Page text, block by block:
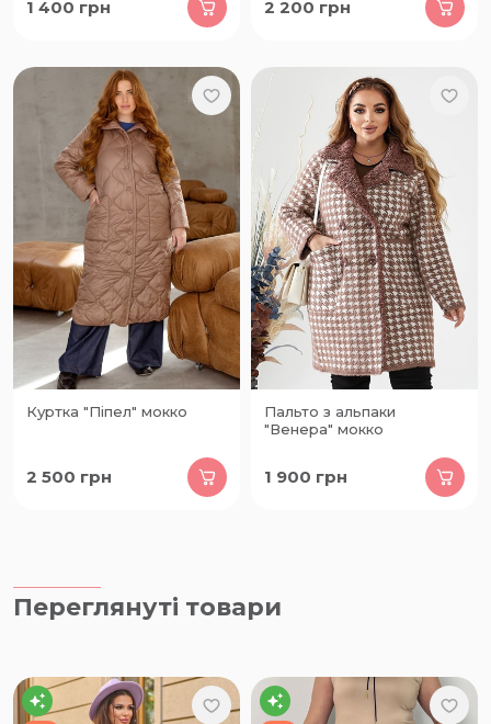
1 400 грн 2 200 грн
Куртка "Піпел" мокко
2 500 грн
Пальто з альпаки
"Венера" мокко
1 900 грн
Переглянуті товари